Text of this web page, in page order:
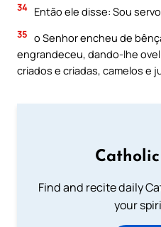
34 Então ele disse: Sou
35 o Senhor encheu de
engrandeceu, dando-lhe
criados e criadas, camelos e
Find and recite daily
your